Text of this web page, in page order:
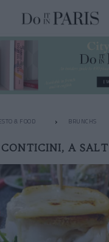
& FOOD BRUNCHS
A